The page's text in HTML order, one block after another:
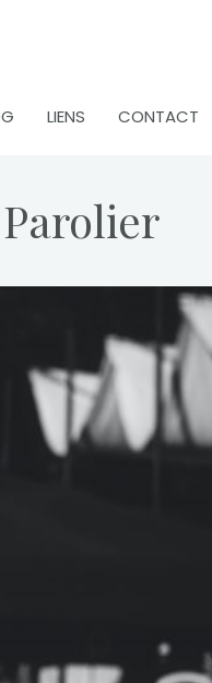
LIENS CONTACT